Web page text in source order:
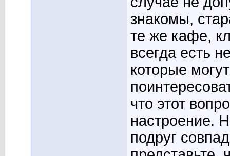
знакомы,
те же кафе,
всегда есть
которые
что этот
настроение.
подруг